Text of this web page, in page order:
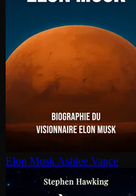
Elon Musk Ashlee Vance